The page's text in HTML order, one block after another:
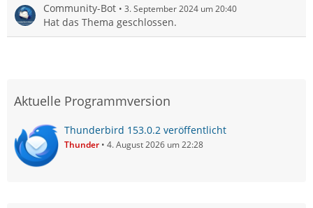
Community-Bot 3. September 2024 um 20:40
Hat das Thema geschlossen.
Aktuelle Programmversion
Thunderbird 153.0.2 veröffentlicht
Thunder 4. August 2026 um 22:28